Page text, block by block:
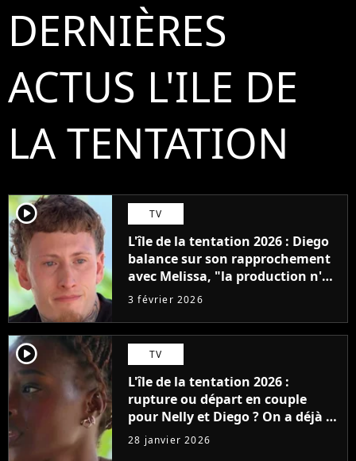
DERNIÈRES
ACTUS L'ILE DE
LA TENTATION
player2 TV
L'île de la tentation 2026 : Diego
balance sur son rapprochement
avec Melissa, "la production n'a
pas voulu vous montrer"
3 février 2026
player2 TV
L'île de la tentation 2026 :
rupture ou départ en couple
pour Nelly et Diego ? On a déjà la
réponse avec une surprise de
dernière minute
28 janvier 2026